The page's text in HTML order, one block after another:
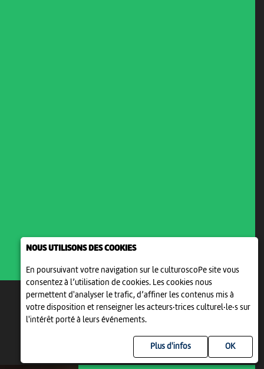
NOUS UTILISONS DES COOKIES
En poursuivant votre navigation sur le culturoscoPe site vous
consentez à l’utilisation de cookies. Les cookies nous
permettent d'analyser le trafic, d’affiner les contenus mis à
votre disposition et renseigner les acteurs·trices culturel·le·s sur
l'intérêt porté à leurs événements.
Plus d'infos